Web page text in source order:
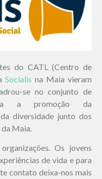
do CATL (Centro de
Socialis na Maia vieram
se no conjunto de
a promoção da
diversidade junto dos
Maia.
Os jovens
de vida e para
contato deixa-nos mais